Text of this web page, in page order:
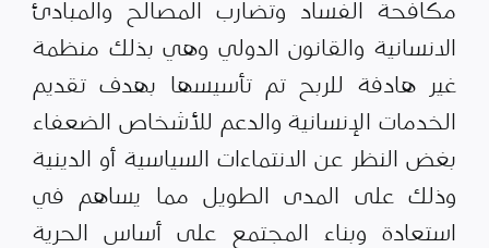
مكافحة الفساد وتضارب المصالح والمبادئ
الانسانية والقانون الدولي وهي بذلك منظمة
غير هادفة للربح تم تأسيسها بهدف تقديم
الخدمات الإنسانية والدعم للأشخاص الضعفاء
بغض النظر عن الانتماءات السياسية أو الدينية
وذلك على المدى الطويل مما يساهم في
استعادة وبناء المجتمع على أساس الحرية